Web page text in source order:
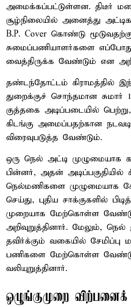
அமைக்கப்பட்டுள்ளன. திடீர்
சூழ்நிலையில் அனைத்து
B.P. Cover கொண்டு
சுமைப்பணியாளர்களை
வைத்திருக்க வேண்டும் என
தண்டந்தோட்டம் கிராமத்தில்
துறைக்குச் சொந்தமான சுமார்
குத்தகை அடிப்படையில் பெற்று,
கிடங்கு அமைப்பதற்கான
விரைவுபடுத்த வேண்டும்.
ஒரு நெல் அட்டி முழுமையாக
பின்னர், அதன் அடிப்பகுதியில்
நெல்மணிகளை முழுமையாக
செய்து, புதிய சாக்குகளில்
முறையாக மேற்கொள்ள
அறிவுறுத்தினார். மேலும்,
தவிர்க்கும் வகையில் சேமிப்பு
பணிகளை மேற்கொள்ள
வலியுறுத்தினார்.
ஒழுங்குமுறை